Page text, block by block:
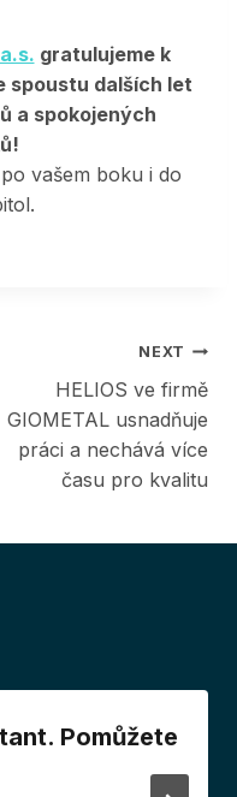
gratulujeme k
spoustu dalších let
a spokojených
vašem boku i do
NEXT
HELIOS ve firmě
GIOMETAL usnadňuje
práci a nechává více
času pro kvalitu
Pomůžete